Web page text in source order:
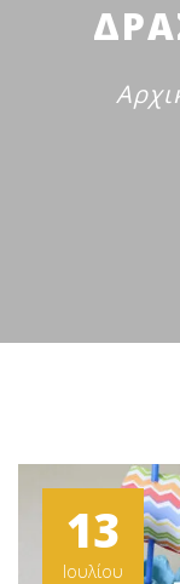
13
Ιουλίου